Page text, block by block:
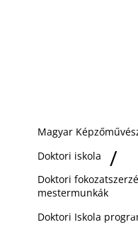
Magyar
Doktori iskola
Doktori
mestermunkák
Doktori Iskola